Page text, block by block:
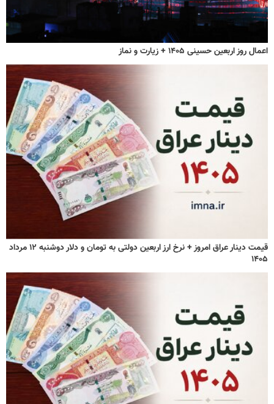
اعمال روز اربعین حسینی ۱۴۰۵ + زیارت و نماز
قیمت دینار عراق امروز + نرخ ارز اربعین دولتی به تومان و دلار دوشنبه ۱۲ مرداد
۱۴۰۵